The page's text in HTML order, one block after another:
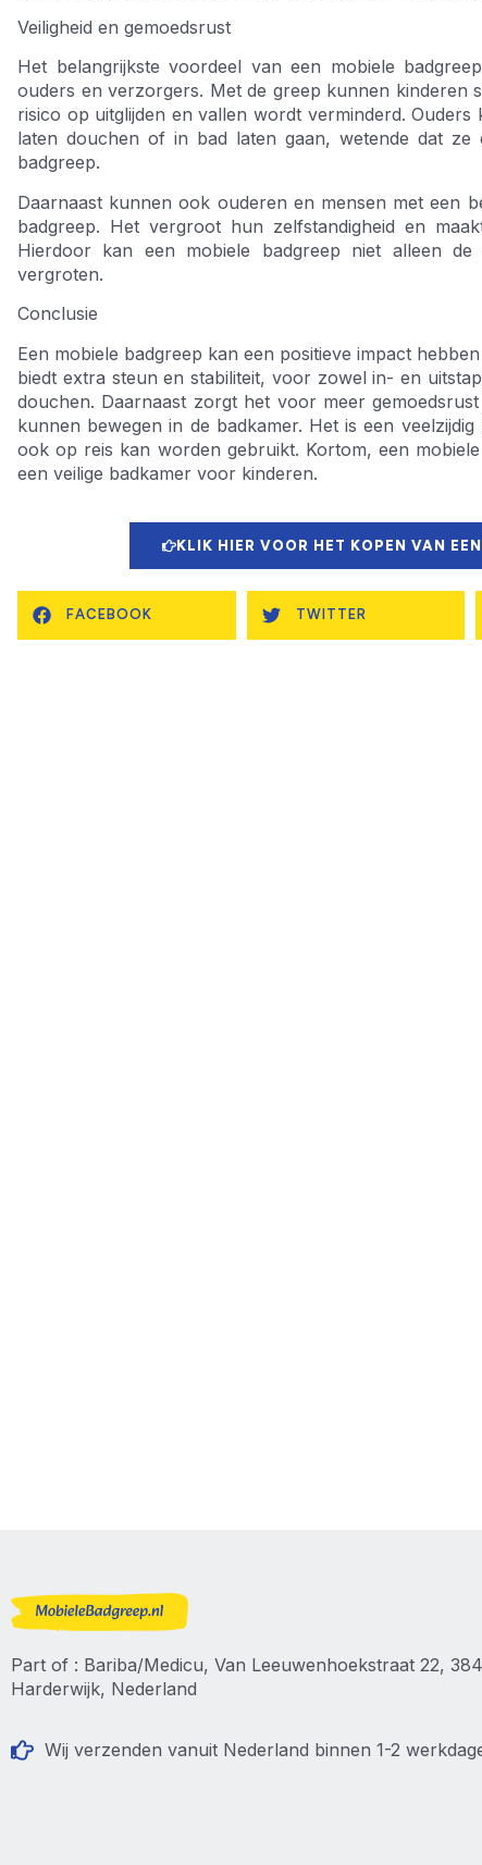
Veiligheid en gemoedsrust
Het belangrijkste voordeel van een mobiele
ouders en verzorgers. Met de greep kunnen kinderen
risico op uitglijden en vallen wordt verminderd.
laten douchen of in bad laten gaan, wetende dat ze
badgreep.
Daarnaast kunnen ook ouderen en mensen met een
badgreep. Het vergroot hun zelfstandigheid en
Hierdoor kan een mobiele badgreep niet alleen
vergroten.
Conclusie
Een mobiele badgreep kan een positieve impact
biedt extra steun en stabiliteit, voor zowel in- en
douchen. Daarnaast zorgt het voor meer
kunnen bewegen in de badkamer. Het is een
ook op reis kan worden gebruikt. Kortom, een
een veilige badkamer voor kinderen.
KLIK HIER VOOR HET KOPEN VAN
FACEBOOK TWITTER
Part of : Bariba/Medicu, Van Leeuwenhoekstraat 22,
Harderwijk, Nederland
Wij verzenden vanuit Nederland binnen 1-2